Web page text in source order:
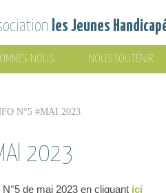
les Jeunes
NOUS NOUS SOUTENIR
N°5 #MAI 2023
2023
N°5 de mai 2023 en cliquant ici